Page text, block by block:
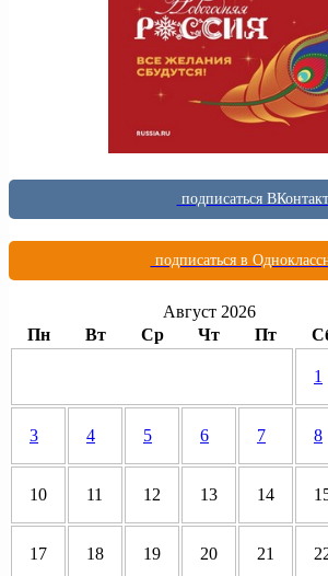
подписаться
подписаться в
Август 2026
Пн
Вт Ср Чт Пт
1
3 4 5 6 7 8
10 11 12 13 14
17 18 19 20 21